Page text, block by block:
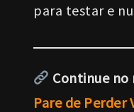
para testar e
Continue
Pare de Perder